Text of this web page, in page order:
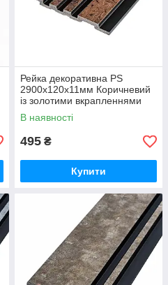
Рейка декоративна PS
2900х120х11мм Коричневий
із золотими вкрапленнями
SW-00002140-
В наявності
495 ₴
Купити